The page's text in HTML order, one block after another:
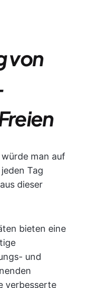
von
man auf
Tag
dieser
bieten eine
und
verbesserte